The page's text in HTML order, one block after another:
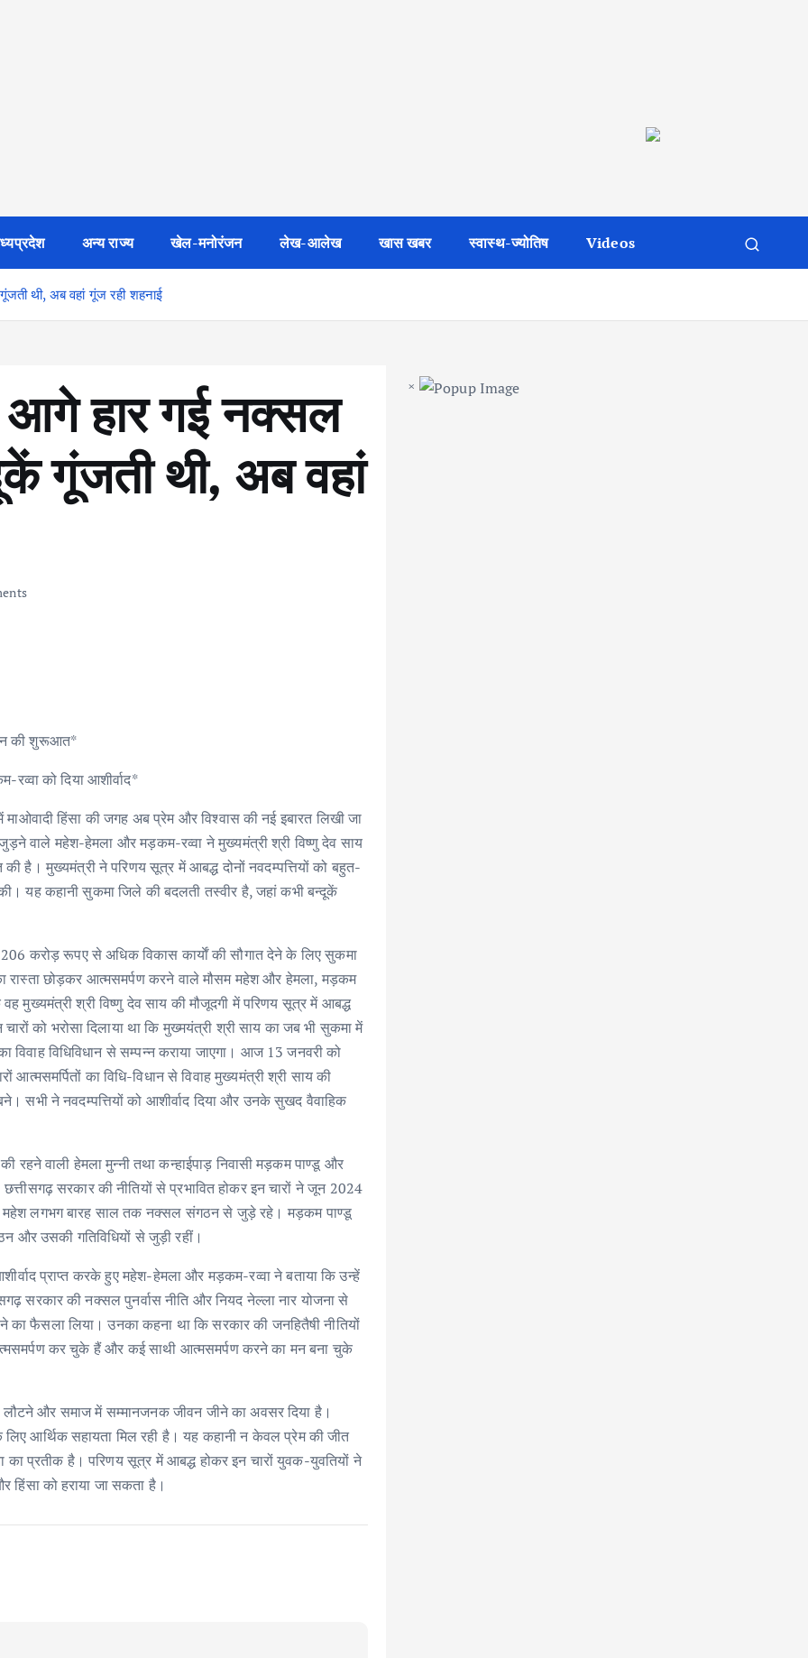
अन्य राज्य खेल-मनोरंजन लेख-आलेख खास खबर स्वास्थ-ज्योतिष Videos
थी, अब वहां गूंज रही शहनाई
आगे हार गई नक्सल
गूंजती थी, अब वहां
की शुरूआत*
को दिया आशीर्वाद*
हिंसा की जगह अब प्रेम और विश्वास की नई इबारत लिखी जा
वाले महेश-हेमला और मड़कम-रव्वा ने मुख्यमंत्री श्री विष्णु देव साय
है। मुख्यमंत्री ने परिणय सूत्र में आबद्ध दोनों नवदम्पत्तियों को बहुत-
यह कहानी सुकमा जिले की बदलती तस्वीर है, जहां कभी बन्दूकें
करोड़ रूपए से अधिक विकास कार्याें की सौगात देने के लिए सुकमा
छोड़कर आत्मसमर्पण करने वाले मौसम महेश और हेमला, मड़कम
मुख्यमंत्री श्री विष्णु देव साय की मौजूदगी में परिणय सूत्र में आबद्ध
को भरोसा दिलाया था कि मुख्मयंत्री श्री साय का जब भी सुकमा में
विवाह विधिविधान से सम्पन्न कराया जाएगा। आज 13 जनवरी को
का विधि-विधान से विवाह मुख्यमंत्री श्री साय की
सभी ने नवदम्पत्तियों को आशीर्वाद दिया और उनके सुखद वैवाहिक
रहने वाली हेमला मुन्नी तथा कन्हाईपाड़ निवासी मड़कम पाण्डू और
सरकार की नीतियों से प्रभावित होकर इन चारों ने जून 2024
महेश लगभग बारह साल तक नक्सल संगठन से जुड़े रहे। मड़कम पाण्डू
और उसकी गतिविधियों से जुड़ी रहीं।
प्राप्त करके हुए महेश-हेमला और मड़कम-रव्वा ने बताया कि उन्हें
सरकार की नक्सल पुनर्वास नीति और नियद नेल्ला नार योजना से
का फैसला लिया। उनका कहना था कि सरकार की जनहितैषी नीतियों
कर चुके हैं और कई साथी आत्मसमर्पण करने का मन बना चुके
और समाज में सम्मानजनक जीवन जीने का अवसर दिया है।
आर्थिक सहायता मिल रही है। यह कहानी न केवल प्रेम की जीत
प्रतीक है। परिणय सूत्र में आबद्ध होकर इन चारों युवक-युवतियों ने
हिंसा को हराया जा सकता है।
×